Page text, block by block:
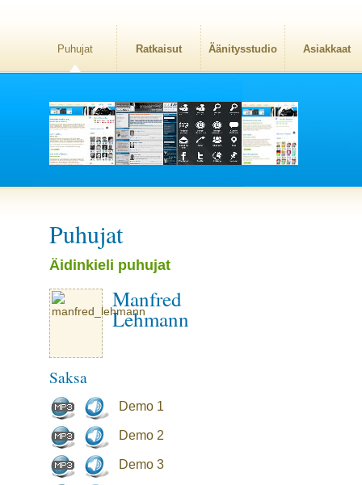
Puhujat Ratkaisut Äänitysstudio Asiakkaat
Puhujat
Äidinkieli puhujat
Manfred
Lehmann
Saksa
Demo 1
Demo 2
Demo 3